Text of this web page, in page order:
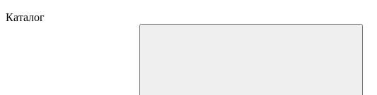
Каталог